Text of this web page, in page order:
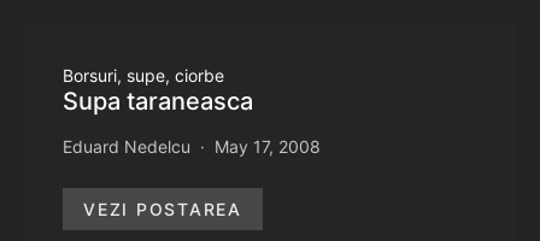
Borsuri, supe, ciorbe
Supa taraneasca
Eduard Nedelcu May 17, 2008
VEZI POSTAREA